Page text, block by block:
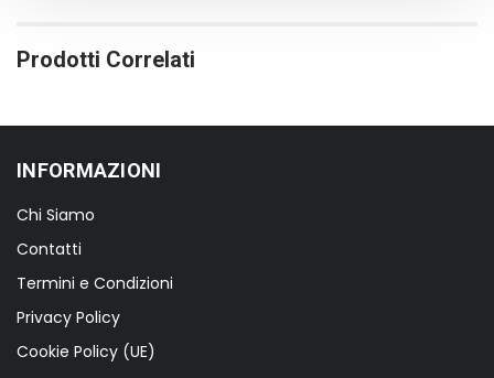
Prodotti Correlati
INFORMAZIONI
Chi Siamo
Contatti
Termini e Condizioni
Privacy Policy
Cookie Policy (UE)